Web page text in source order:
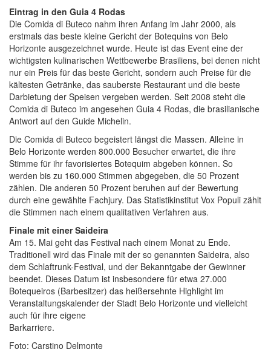
Eintrag in den Guia 4 Rodas
Die Comida di Buteco nahm ihren Anfang im Jahr 2000, als
erstmals das beste kleine Gericht der Botequins von Belo
Horizonte ausgezeichnet wurde. Heute ist das Event eine der
wichtigsten kulinarischen Wettbewerbe Brasiliens, bei denen nicht
nur ein Preis für das beste Gericht, sondern auch Preise für die
kältesten Getränke, das sauberste Restaurant und die beste
Darbietung der Speisen vergeben werden. Seit 2008 steht die
Comida di Buteco im angesehen Guia 4 Rodas, die brasilianische
Antwort auf den Guide Michelin.
Die Comida di Buteco begeistert längst die Massen. Alleine in
Belo Horizonte werden 800.000 Besucher erwartet, die ihre
Stimme für ihr favorisiertes Botequim abgeben können. So
werden bis zu 160.000 Stimmen abgegeben, die 50 Prozent
zählen. Die anderen 50 Prozent beruhen auf der Bewertung
durch eine gewählte Fachjury. Das Statistikinstitut Vox Populi zählt
die Stimmen nach einem qualitativen Verfahren aus.
Finale mit einer Saideira
Am 15. Mai geht das Festival nach einem Monat zu Ende.
Traditionell wird das Finale mit der so genannten Saideira, also
dem Schlaftrunk-Festival, und der Bekanntgabe der Gewinner
beendet. Dieses Datum ist insbesondere für etwa 27.000
Botequeiros (Barbesitzer) das heißersehnte Highlight im
Veranstaltungskalender der Stadt Belo Horizonte und vielleicht
auch für ihre eigene
Barkarriere.
Foto: Carstino Delmonte